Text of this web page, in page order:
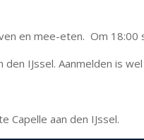
en mee-eten. Om
IJssel. Aanmelden is
aan den IJssel.